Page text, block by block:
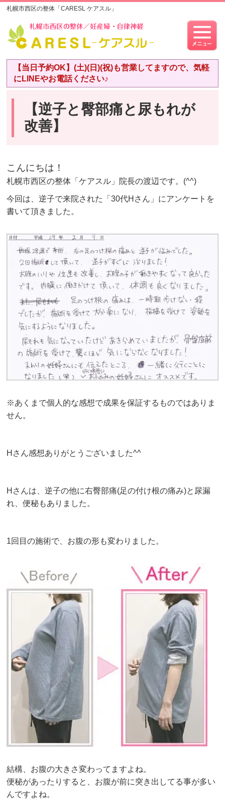
札幌市西区の整体「CARESL ケアスル」
【当日予約OK】(土)(日)(祝)も営業してますので、気軽
にLINEやお電話ください♪
【逆子と臀部痛と尿もれが
改善】
こんにちは！
札幌市西区の整体「ケアスル」院長の渡辺です。(^^)
今回は、逆子で来院された「30代Hさん」にアンケートを
書いて頂きました。
※あくまで個人的な感想で成果を保証するものではありま
せん。
Hさん感想ありがとうございました^^
Hさんは、逆子の他に右臀部痛(足の付け根の痛み)と尿漏
れ、便秘もありました。
1回目の施術で、お腹の形も変わりました。
結構、お腹の大きさ変わってますよね。
便秘があったりすると、お腹が前に突き出してる事が多い
んですよね。